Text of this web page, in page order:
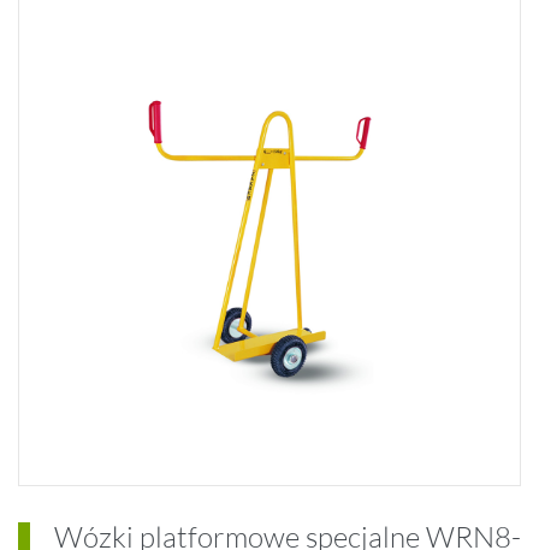
Wózki platformowe specjalne WRN8-